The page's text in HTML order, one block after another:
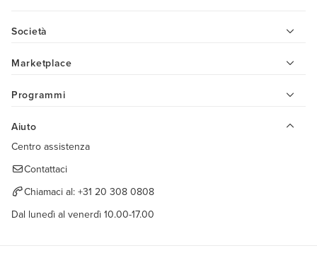
Società
Marketplace
Programmi
Aiuto
Centro assistenza
Contattaci
Chiamaci al: +31 20 308 0808
Dal lunedì al venerdì 10.00-17.00